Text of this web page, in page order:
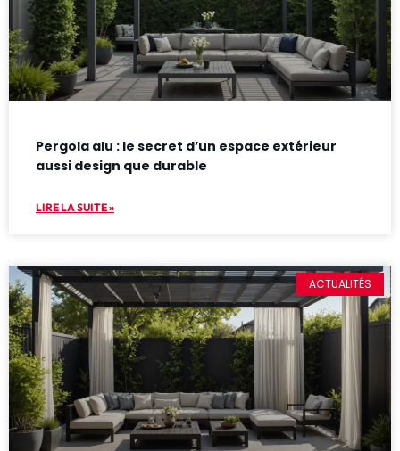
Pergola alu : le secret d’un espace extérieur
aussi design que durable
LIRE LA SUITE »
ACTUALITÉS